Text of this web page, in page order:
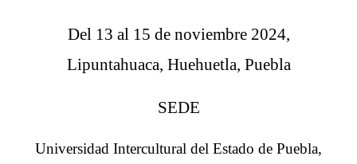
Del 13 al 15 de noviembre 2024,
Lipuntahuaca, Huehuetla, Puebla
SEDE
Universidad Intercultural del Estado de Puebla,